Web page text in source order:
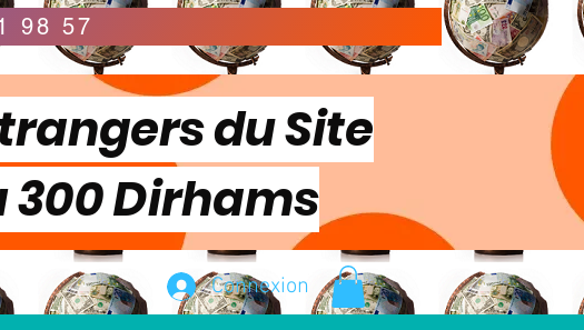
98 57
du Site
Dirhams
Connexion